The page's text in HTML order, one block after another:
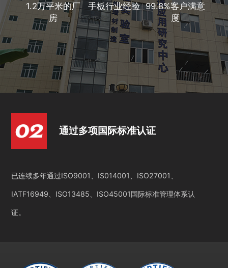
1.2万平米的厂
房
手板行业经验 99.8%客户满意
度
通过多项国际标准认证
已连续多年通过ISO9001、IS014001、ISO27001、
IATF16949、ISO13485、ISO45001国际标准管理体系认
证。